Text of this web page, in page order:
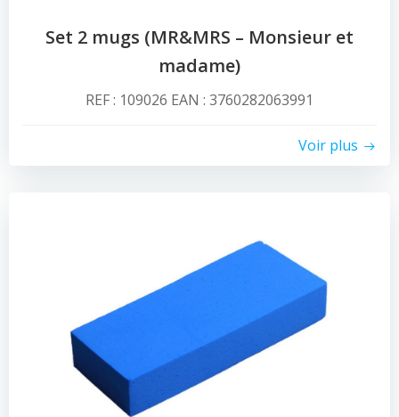
Set 2 mugs (MR&MRS – Monsieur et
madame)
REF : 109026 EAN : 3760282063991
Voir plus